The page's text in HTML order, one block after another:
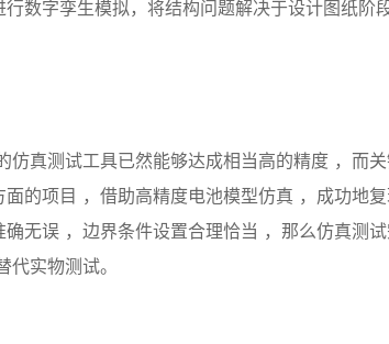
数字孪生模拟，将结构问题解决于设计图纸阶
真测试工具已然能够达成相当高的精度 ，而
的项目 ，借助高精度电池模型仿真 ，成功地
无误 ，边界条件设置合理恰当 ，那么仿真测
实物测试。